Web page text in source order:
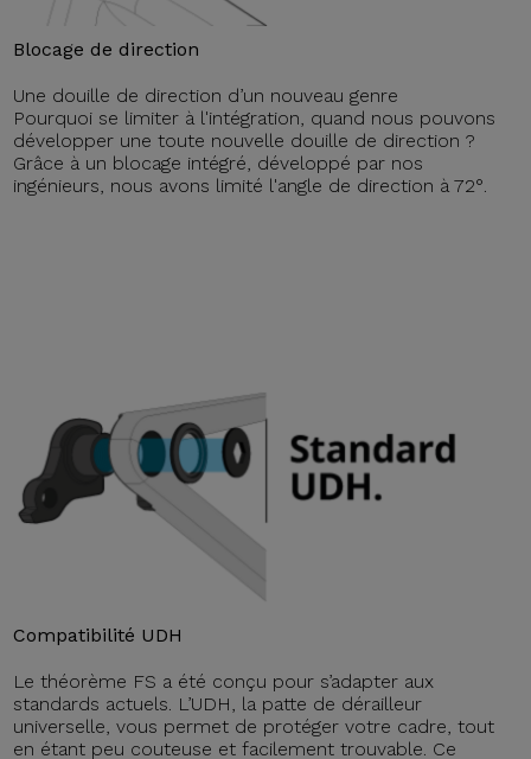
Blocage de direction
Une douille de direction d’un nouveau genre
Pourquoi se limiter à l'intégration, quand nous pouvons
développer une toute nouvelle douille de direction ?
Grâce à un blocage intégré, développé par nos
ingénieurs, nous avons limité l'angle de direction à 72°.
Compatibilité UDH
Le théorème FS a été conçu pour s’adapter aux
standards actuels. L’UDH, la patte de dérailleur
universelle, vous permet de protéger votre cadre, tout
en étant peu couteuse et facilement trouvable. Ce